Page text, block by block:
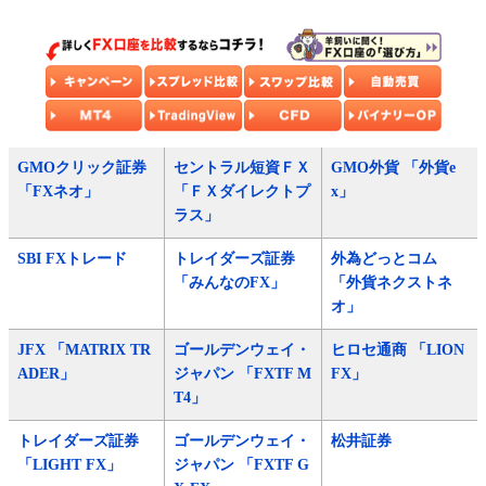
GMOクリック証券
「FXネオ」
セントラル短資ＦＸ
「ＦＸダイレクトプ
ラス」
GMO外貨 「外貨e
x」
SBI FXトレード
トレイダーズ証券
「みんなのFX」
外為どっとコム
「外貨ネクストネ
オ」
JFX 「MATRIX TR
ADER」
ゴールデンウェイ・
ジャパン 「FXTF M
T4」
ヒロセ通商 「LION
FX」
トレイダーズ証券
「LIGHT FX」
ゴールデンウェイ・
ジャパン 「FXTF G
松井証券